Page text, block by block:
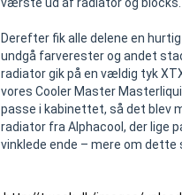
Derefter fik alle delene en
undgå farverester og andet
radiator gik på en vældig tyk
vores Cooler Master
passe i kabinettet, så det blev
radiator fra Alphacool, der lige
vinklede ende – mere om dette